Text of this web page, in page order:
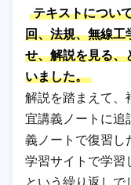
テキストについ
回、法規、無線工
せ、解説を見る、
いました。
解説を踏まえて、
宜講義ノートに追
義ノートで復習し
学習サイトで学習